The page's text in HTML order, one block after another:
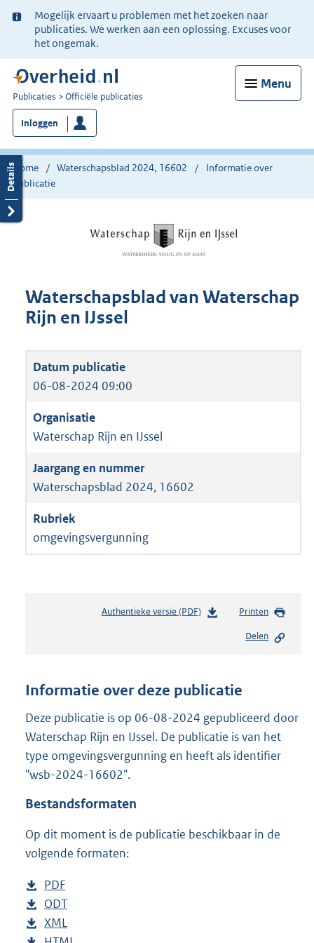
Ter
informatie:
Mogelijk ervaart u problemen met het zoeken naar
publicaties. We werken aan een oplossing. Excuses voor
het ongemak.
Menu
U
bent
nu
hier:
Publicaties Officiële publicaties
Inloggen
Home Waterschapsblad 2024, 16602
Informatie over
publicatie
Waterschapsblad van Waterschap
Rijn en IJssel
06-08-2024 09:00
Waterschap Rijn en IJssel
Waterschapsblad 2024, 16602
omgevingsvergunning
Authentieke versie (PDF)b
n
s
g
r
o
:
Printen
Delen
Informatie over deze publicatie
Deze publicatie is op 06-08-2024 gepubliceerd door
Waterschap Rijn en IJssel. De publicatie is van het
type omgevingsvergunning en heeft als identifier
"wsb-2024-16602".
Bestandsformaten
Op dit moment is de publicatie beschikbaar in de
volgende formaten:
D
o
w
PDF
e
s
D
o
ODT
D
XML